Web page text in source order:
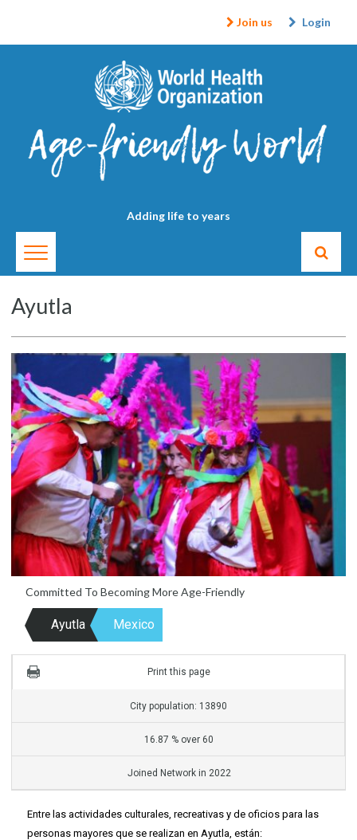
Login
Join us
Adding life to years
Ayutla
Committed To Becoming More Age-Friendly
Ayutla Mexico
Print this page
City population: 13890
16.87 % over 60
Joined Network in 2022
Entre las actividades culturales, recreativas y de oficios para las
personas mayores que se realizan en Ayutla, están: